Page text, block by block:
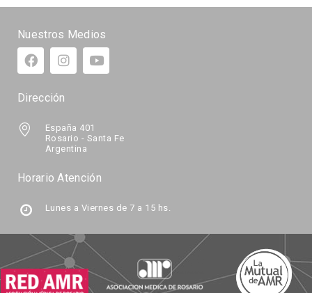
Nuestros Medios
Dirección
España 401
Rosario - Santa Fe
Argentina
Horario Atención
Lunes a Viernes de 7 a 15 hs.